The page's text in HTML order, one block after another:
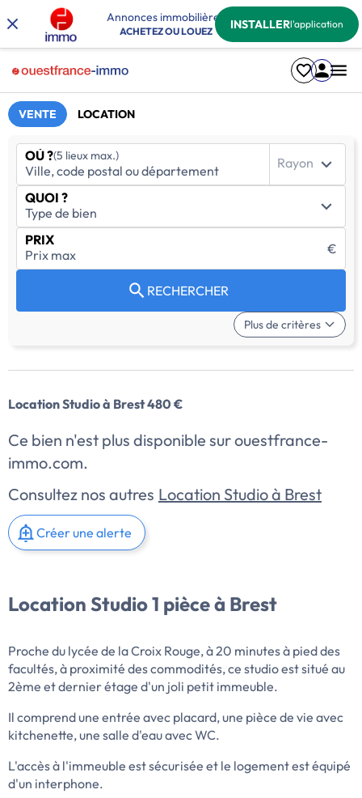
Annonces immobilières
ACHETEZ OU LOUEZ INSTALLERl'application
VENTE LOCATION
OÙ ?(5 lieux max.) Rayon
QUOI ?
PRIX
€
RECHERCHER
Plus de critères
Location Studio à Brest 480 €
Ce bien n'est plus disponible sur ouestfrance-
immo.com.
Consultez nos autres Location Studio à Brest
Créer une alerte
Location Studio 1 pièce à Brest
Proche du lycée de la Croix Rouge, à 20 minutes à pied des
facultés, à proximité des commodités, ce studio est situé au
2ème et dernier étage d'un joli petit immeuble.
Il comprend une entrée avec placard, une pièce de vie avec
kitchenette, une salle d'eau avec WC.
L'accès à l'immeuble est sécurisée et le logement est équipé
d'un interphone.